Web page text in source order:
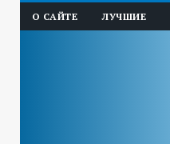
О САЙТЕ ЛУЧШИЕ